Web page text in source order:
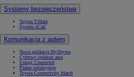
Systemy bezpieczeństwa
Toyota T-Mate
System eCall
Komunikacja z autem
Nowa aplikacja MyToyota
Cyfrowy opiekun auta
Usługi Connected
Płatne subskrypcje
Toyota Connectivity Match